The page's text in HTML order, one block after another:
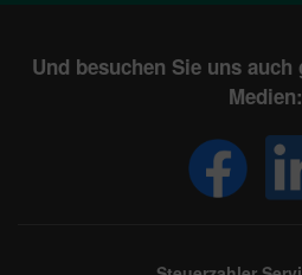
Und besuchen Sie uns
Medien: